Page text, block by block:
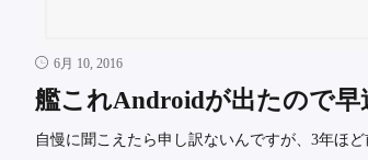
6月 10, 2016
艦これAndroidが出たので早
自慢に聞こえたら申し訳ないんですが、3年ほ